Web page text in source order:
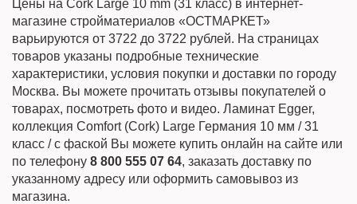
Цены на Cork Large 10 mm (31 класс) в интернет-
магазине стройматериалов «ОСТМАРКЕТ»
варьируются от 3722 до 3722 рублей. На страницах
товаров указаны подробные технические
характеристики, условия покупки и доставки по городу
Москва. Вы можете прочитать отзывы покупателей о
товарах, посмотреть фото и видео. Ламинат Egger,
коллекция Comfort (Cork) Large Германия 10 мм / 31
класс / с фаской Вы можете купить онлайн на сайте или
по телефону 8 800 555 07 64, заказать доставку по
указанному адресу или оформить самовывоз из
магазина.